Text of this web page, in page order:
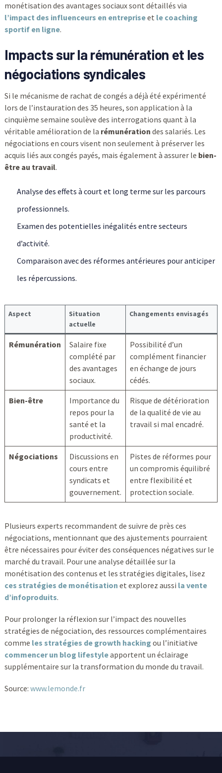
monétisation des avantages sociaux sont détaillés via
l’impact des influenceurs en entrepriseet le coaching
sportif en ligne.
Impacts sur la rémunération et les
négociations syndicales
Si le mécanisme de rachat de congés a déjà été expérimenté
lors de l’instauration des 35 heures, son application à la
cinquième semaine soulève des interrogations quant à la
véritable amélioration de la rémunération des salariés. Les
négociations en cours visent non seulement à préserver les
acquis liés aux congés payés, mais également à assurer le bien-
être au travail.
Analyse des effets à court et long terme sur les parcours
professionnels.
Examen des potentielles inégalités entre secteurs
d’activité.
Comparaison avec des réformes antérieures pour anticiper
les répercussions.
Aspect
Situation
actuelle
Changements envisagés
Rémunération
Salaire fixe
complété par
des avantages
sociaux.
Possibilité d’un
complément financier
en échange de jours
cédés.
Bien-être
Importance du
repos pour la
santé et la
productivité.
Risque de détérioration
de la qualité de vie au
travail si mal encadré.
Négociations
Discussions en
cours entre
syndicats et
gouvernement.
Pistes de réformes pour
un compromis équilibré
entre flexibilité et
protection sociale.
Plusieurs experts recommandent de suivre de près ces
négociations, mentionnant que des ajustements pourraient
être nécessaires pour éviter des conséquences négatives sur le
marché du travail. Pour une analyse détaillée sur la
monétisation des contenus et les stratégies digitales, lisez
ces stratégies de monétisation et explorez aussi la vente
d’infoproduits.
Pour prolonger la réflexion sur l’impact des nouvelles
stratégies de négociation, des ressources complémentaires
comme les stratégies de growth hacking ou l’initiative
commencer un blog lifestyleapportent un éclairage
supplémentaire sur la transformation du monde du travail.
Source: www.lemonde.fr